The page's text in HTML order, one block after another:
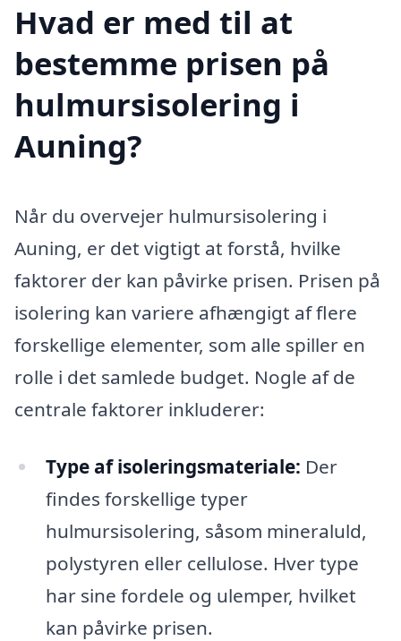
Hvad er med til at
bestemme prisen på
hulmursisolering i
Auning?
Når du overvejer hulmursisolering i
Auning, er det vigtigt at forstå, hvilke
faktorer der kan påvirke prisen. Prisen på
isolering kan variere afhængigt af flere
forskellige elementer, som alle spiller en
rolle i det samlede budget. Nogle af de
centrale faktorer inkluderer:
Type af isoleringsmateriale: Der
findes forskellige typer
hulmursisolering, såsom mineraluld,
polystyren eller cellulose. Hver type
har sine fordele og ulemper, hvilket
kan påvirke prisen.